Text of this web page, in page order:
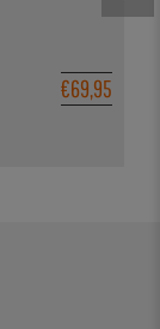
€69,95